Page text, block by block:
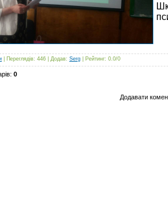
Переглядів: 446 | Додав: Serg Рейтинг: 0.0/0
: 0
Додавати